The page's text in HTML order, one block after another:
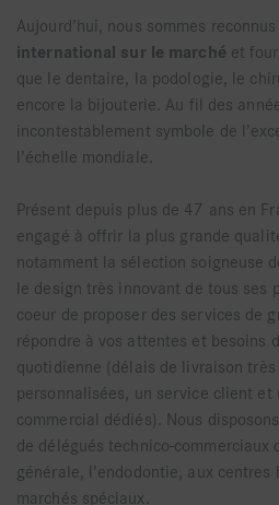
Aujourd’hui, nous sommes
international sur le marché et
que le dentaire, la podologie, le
encore la bijouterie. Au fil des
incontestablement symbole de
l’échelle mondiale.
Présent depuis plus de 47 ans en
engagé à offrir la plus grande
notamment la sélection soigneuse
le design très innovant de tous ses
coeur de proposer des services de
répondre à vos attentes et besoins
quotidienne (délais de livraison
personnalisées, un service client et
commercial dédiés). Nous
de délégués technico-commerciaux
générale, l’endodontie, aux centres
marchés spéciaux.